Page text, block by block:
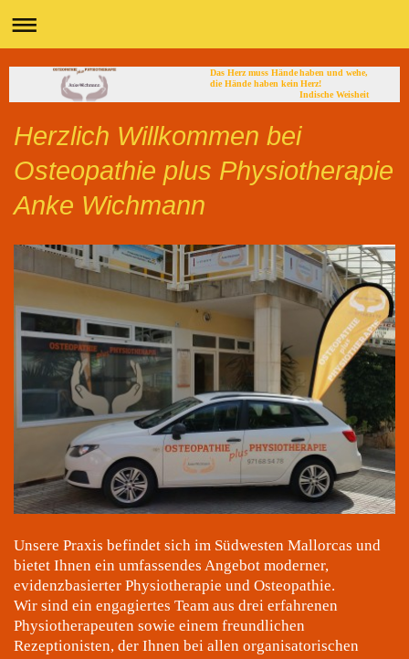
Das Herz muss Hände haben und wehe,
die Hände haben kein Herz!
Indische Weisheit
Herzlich Willkommen bei
Osteopathie plus Physiotherapie
Anke Wichmann
Unsere Praxis befindet sich im Südwesten Mallorcas und
bietet Ihnen ein umfassendes Angebot moderner,
evidenzbasierter Physiotherapie und Osteopathie.
Wir sind ein engagiertes Team aus drei erfahrenen
Physiotherapeuten sowie einem freundlichen
Rezeptionisten, der Ihnen bei allen organisatorischen